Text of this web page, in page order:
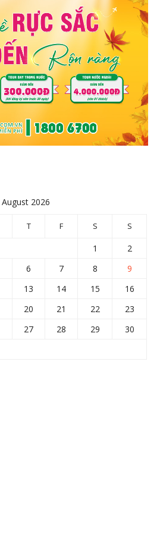
August 2026
T F S S
1
2
6 7 8
9
13 14 15
16
20 21 22
23
27 28 29
30